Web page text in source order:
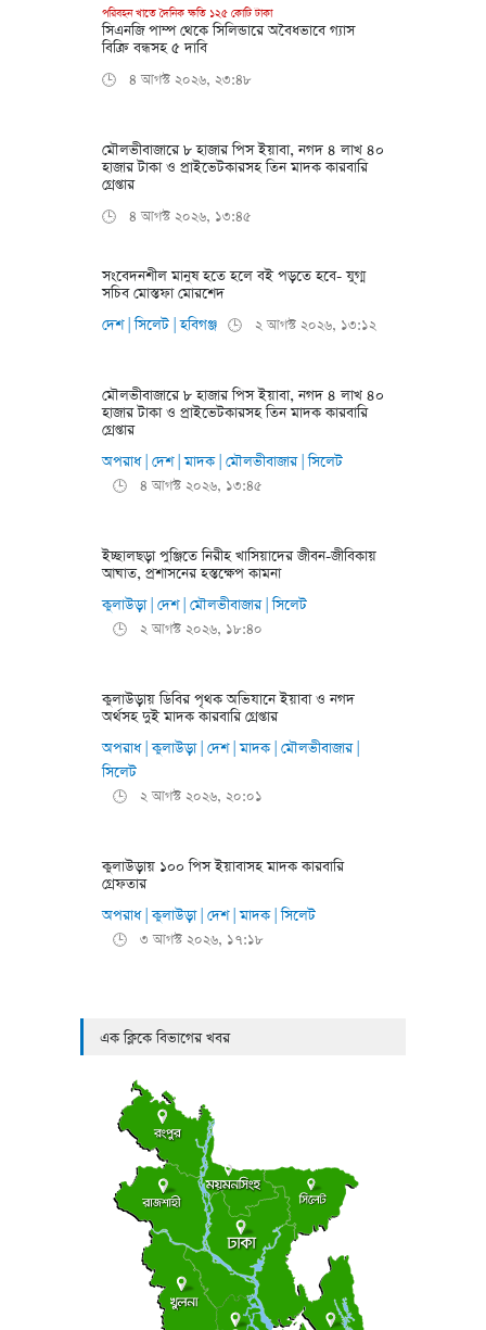
পরিবহন খাতে দৈনিক ক্ষতি ১২৫ কোটি টাকা
সিএনজি পাম্প থেকে সিলিন্ডারে অবৈধভাবে গ্যাস
বিক্রি বন্ধসহ ৫ দাবি
🕒 ৪ আগস্ট ২০২৬, ২৩:৪৮
মৌলভীবাজারে ৮ হাজার পিস ইয়াবা, নগদ ৪ লাখ ৪০
হাজার টাকা ও প্রাইভেটকারসহ তিন মাদক কারবারি
গ্রেপ্তার
🕒 ৪ আগস্ট ২০২৬, ১৩:৪৫
সংবেদনশীল মানুষ হতে হলে বই পড়তে হবে- যু্গ্ম
সচিব মোস্তফা মোরশেদ
দেশ|সিলেট |হবিগঞ্জ 🕒 ২ আগস্ট ২০২৬, ১৩:১২
মৌলভীবাজারে ৮ হাজার পিস ইয়াবা, নগদ ৪ লাখ ৪০
হাজার টাকা ও প্রাইভেটকারসহ তিন মাদক কারবারি
গ্রেপ্তার
অপরাধ| দেশ|মাদক| মৌলভীবাজার|সিলেট
🕒 ৪ আগস্ট ২০২৬, ১৩:৪৫
ইচ্ছালছড়া পুঞ্জিতে নিরীহ খাসিয়াদের জীবন-জীবিকায়
আঘাত, প্রশাসনের হস্তক্ষেপ কামনা
কুলাউড়া| দেশ| মৌলভীবাজার|সিলেট
🕒 ২ আগস্ট ২০২৬, ১৮:৪০
কুলাউড়ায় ডিবির পৃথক অভিযানে ইয়াবা ও নগদ
অর্থসহ দুই মাদক কারবারি গ্রেপ্তার
অপরাধ|কুলাউড়া| দেশ|মাদক| মৌলভীবাজার|
সিলেট
🕒 ২ আগস্ট ২০২৬, ২০:০১
কুলাউড়ায় ১০০ পিস ইয়াবাসহ মাদক কারবারি
গ্রেফতার
অপরাধ|কুলাউড়া| দেশ|মাদক|সিলেট
🕒 ৩ আগস্ট ২০২৬, ১৭:১৮
এক ক্লিকে বিভাগের খবর